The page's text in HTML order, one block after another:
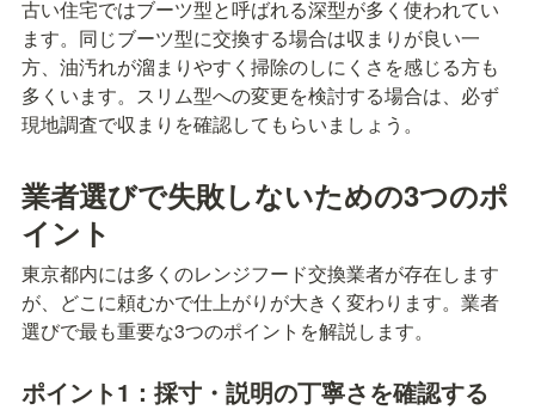
古い住宅ではブーツ型と呼ばれる深型が多く使われてい
ます。同じブーツ型に交換する場合は収まりが良い一
方、油汚れが溜まりやすく掃除のしにくさを感じる方も
多くいます。スリム型への変更を検討する場合は、必ず
現地調査で収まりを確認してもらいましょう。
業者選びで失敗しないための3つのポ
イント
東京都内には多くのレンジフード交換業者が存在します
が、どこに頼むかで仕上がりが大きく変わります。業者
選びで最も重要な3つのポイントを解説します。
ポイント1：採寸・説明の丁寧さを確認する